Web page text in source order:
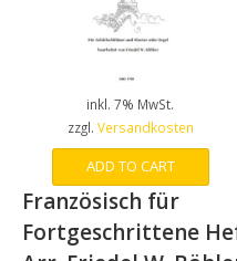
inkl. 7% MwSt.
zzgl. Versandkosten
ADD TO CART
Französisch für
Fortgeschrittene